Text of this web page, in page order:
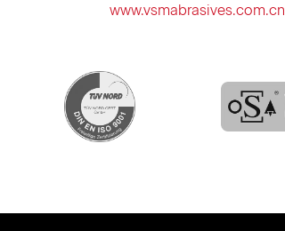
www.vsmabrasives.com.cn